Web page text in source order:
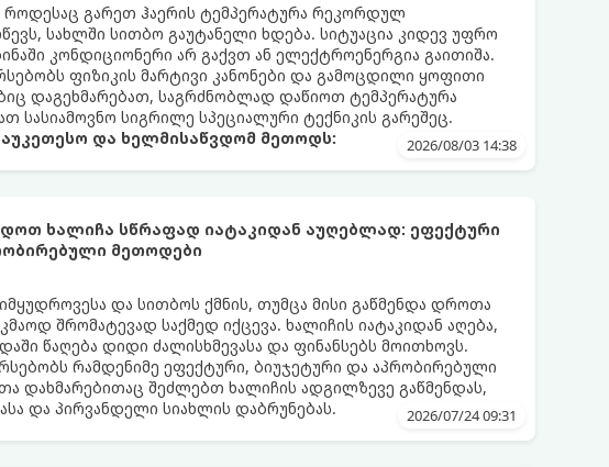
როდესაც გარეთ ჰაერის ტემპერატურა რეკორდულ
სახლში სითბო გაუტანელი ხდება. სიტუაცია კიდევ უფრო
კონდიციონერი არ გაქვთ ან ელექტროენერგია გაითიშა.
ფიზიკის მარტივი კანონები და გამოცდილი ყოფითი
დაგეხმარებათ, საგრძნობლად დაწიოთ ტემპერატურა
სასიამოვნო სიგრილე სპეციალური ტექნიკის გარეშეც.
და ხელმისაწვდომ მეთოდს:
2026/08/03 14:38
ხალიჩა სწრაფად იატაკიდან აუღებლად: ეფექტური
მეთოდები
და სითბოს ქმნის, თუმცა მისი გაწმენდა დროთა
შრომატევად საქმედ იქცევა. ხალიჩის იატაკიდან აღება,
წაღება დიდი ძალისხმევასა და ფინანსებს მოითხოვს.
რამდენიმე ეფექტური, ბიუჯეტური და აპრობირებული
დახმარებითაც შეძლებთ ხალიჩის ადგილზევე გაწმენდას,
და პირვანდელი სიახლის დაბრუნებას.
2026/07/24 09:31